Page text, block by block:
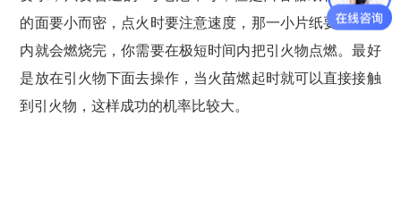
的面要小而密，点火时要注意速度，那一小片纸要两三秒
内就会燃烧完，你需要在极短时间内把引火物点燃。最好
是放在引火物下面去操作，当火苗燃起时就可以直接接触
到引火物，这样成功的机率比较大。